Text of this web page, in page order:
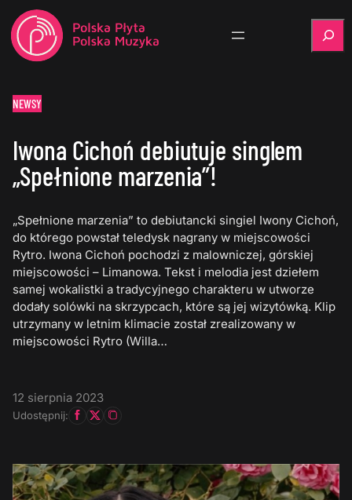
NEWSY
Iwona Cichoń debiutuje singlem
„Spełnione marzenia”!
„Spełnione marzenia” to debiutancki singiel Iwony Cichoń,
do którego powstał teledysk nagrany w miejscowości
Rytro. Iwona Cichoń pochodzi z malowniczej, górskiej
miejscowości – Limanowa. Tekst i melodia jest dziełem
samej wokalistki a tradycyjnego charakteru w utworze
dodały solówki na skrzypcach, które są jej wizytówką. Klip
utrzymany w letnim klimacie został zrealizowany w
miejscowości Rytro (Willa…
12 sierpnia 2023
Udostępnij: